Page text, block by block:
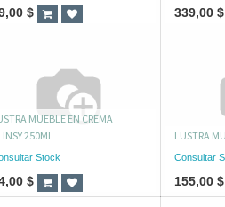
$ 339,00 $
MUEBLE EN CREMA
250ML
Stock
$
LUSTRA
Consultar
155,00 $